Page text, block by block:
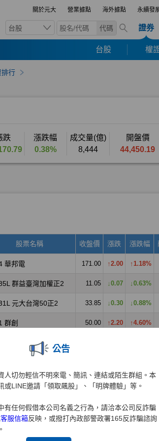
關於元大 營業據點 海外據點 永續發
台股 代碼 證券
台股 權
公告
人切勿輕信不明來電、簡訊、連結或陌生群組。本
或LINE邀請「領取飆股」、「明牌體驗」等。
有任何假借本公司名義之行為，請洽本公司反詐騙
客服信箱反映，或撥打內政部警政署165反詐騙諮詢
排行